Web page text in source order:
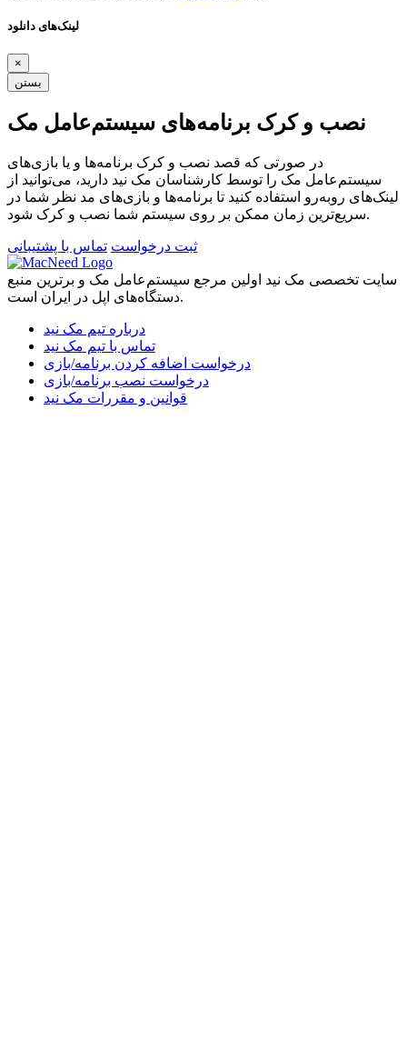
لینک‌های دانلود
×
بستن
نصب و کرک برنامه‌های سیستم‌عامل مک
در صورتی که قصد نصب و کرک برنامه‌ها و یا بازی‌های
سیستم‌عامل مک را توسط کارشناسان مک نید دارید، می‌توانید از
لینک‌های رو‌به‌رو استفاده کنید تا برنامه‌ها و بازی‌های مد نظر شما در
سریع‌ترین زمان ممکن بر روی سیستم شما نصب و کرک شود.
ثبت درخواست تماس با پشتیبانی
سایت تخصصی مک نید اولین مرجع سیستم‌عامل مک و برترین منبع
دستگاه‌های اپل در ایران است.
درباره تیم مک نید
تماس با تیم مک نید
درخواست اضافه کردن برنامه/بازی
درخواست نصب برنامه/بازی
قوانین و مقررات مک نید